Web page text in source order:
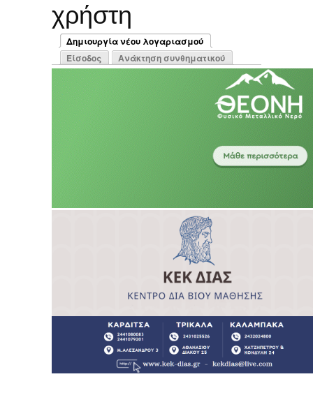
χρήστη
Πρωτεύουσες καρτέλες
Δημιουργία νέου λογαριασμού
(ενεργή καρτέλα)
Είσοδος Ανάκτηση συνθηματικού